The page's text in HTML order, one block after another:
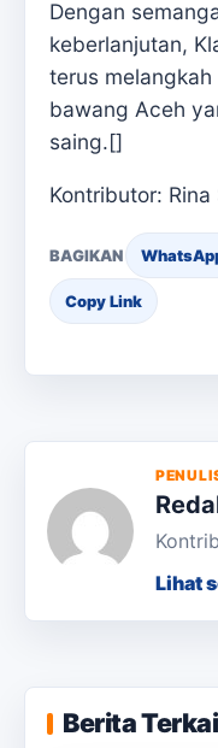
Dengan
keberlanjutan,
terus
bawang Aceh
saing.[]
Kontributor: Rina
BAGIKAN
Copy Link
Lihat
Berita
KKN Usai, KOSI
Masyarakat